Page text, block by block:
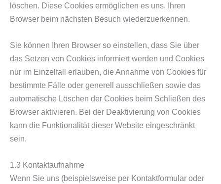
löschen. Diese Cookies ermöglichen es uns, Ihren
Browser beim nächsten Besuch wiederzuerkennen.
Sie können Ihren Browser so einstellen, dass Sie über
das Setzen von Cookies informiert werden und Cookies
nur im Einzelfall erlauben, die Annahme von Cookies für
bestimmte Fälle oder generell ausschließen sowie das
automatische Löschen der Cookies beim Schließen des
Browser aktivieren. Bei der Deaktivierung von Cookies
kann die Funktionalität dieser Website eingeschränkt
sein.
1.3 Kontaktaufnahme
Wenn Sie uns (beispielsweise per Kontaktformular oder